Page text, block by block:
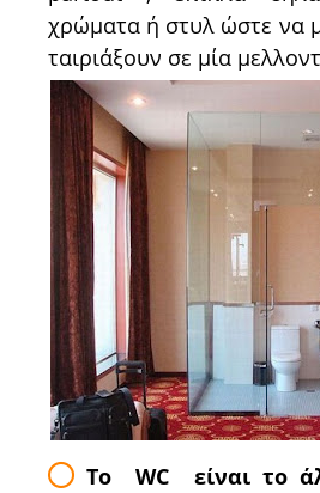
χρώματα ή στυλ ώστε να
ταιριάξουν σε μία
Το WC είναι το